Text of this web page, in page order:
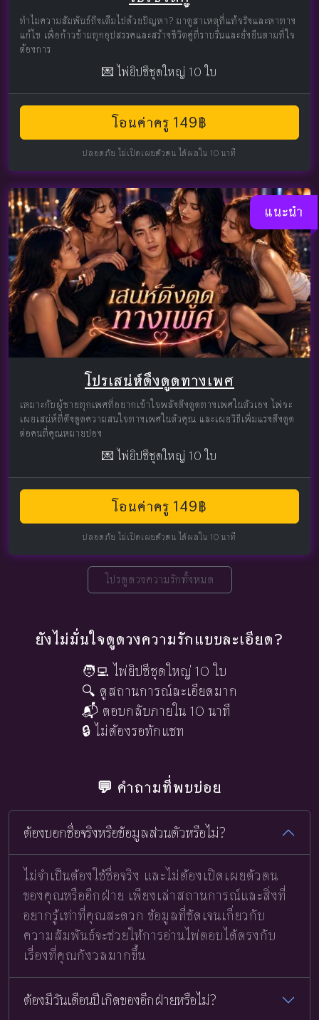
ทำไมความสัมพันธ์ถึงเต็มไปด้วยปัญหา? มาดูสาเหตุที่แท้จริงและหาทาง
แก้ไข เพื่อก้าวข้ามทุกอุปสรรคและสร้างชีวิตคู่ที่ราบรื่นและยั่งยืนตามที่ใจ
ต้องการ
💌 ไพ่ยิปซีชุดใหญ่ 10 ใบ
โอนค่าครู 149฿
ปลอดภัย ไม่เปิดเผยตัวตน ได้ผลใน 10 นาที
แนะนำ
โปรเสน่ห์ดึงดูดทางเพศ
เหมาะกับผู้ชายทุกเพศที่อยากเข้าใจพลังดึงดูดทางเพศในตัวเอง ไพ่จะ
เผยเสน่ห์ที่ดึงดูดความสนใจทางเพศในตัวคุณ และเผยวิธีเพิ่มแรงดึงดูด
ต่อคนที่คุณหมายปอง
💌 ไพ่ยิปซีชุดใหญ่ 10 ใบ
โอนค่าครู 149฿
ปลอดภัย ไม่เปิดเผยตัวตน ได้ผลใน 10 นาที
โปรดูดวงความรักทั้งหมด
ยังไม่มั่นใจดูดวงความรักแบบละเอียด?
🧑‍💻 ไพ่ยิปซีชุดใหญ่ 10 ใบ
🔍 ดูสถานการณ์ละเอียดมาก
📬 ตอบกลับภายใน 10 นาที
🔒 ไม่ต้องรอทักแชท
💬 คำถามที่พบบ่อย
ต้องบอกชื่อจริงหรือข้อมูลส่วนตัวหรือไม่?
ไม่จำเป็นต้องใช้ชื่อจริง และไม่ต้องเปิดเผยตัวตน
ของคุณหรืออีกฝ่าย เพียงเล่าสถานการณ์และสิ่งที่
อยากรู้เท่าที่คุณสะดวก ข้อมูลที่ชัดเจนเกี่ยวกับ
ความสัมพันธ์จะช่วยให้การอ่านไพ่ตอบได้ตรงกับ
เรื่องที่คุณกังวลมากขึ้น
ต้องมีวันเดือนปีเกิดของอีกฝ่ายหรือไม่?